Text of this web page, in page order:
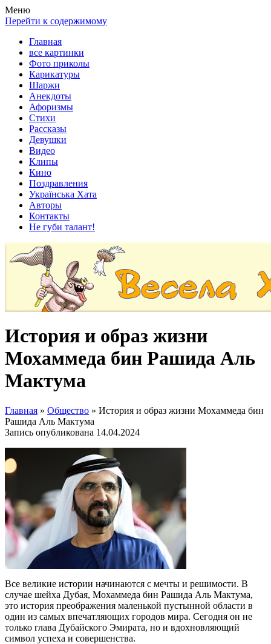
Весела хата — прикольные картинки, смешные истории,
клипы!
Покажем всем ваши фото приколы, карикатуры, шаржи, стихи,
рассказы, видео и песни!
Меню
Перейти к содержимому
Главная
все картинки
Фото приколы
Карикатуры
Шаржи
Анекдоты
Афоризмы
Стихи
Рассказы
Девушки
Видео
Клипы
Кино
Поздравления
Українська Хата
Авторы
Контакты
Не губи талант!
История и образ жизни
Мохаммеда бин Рашида Аль
Мактума
Главная » Общество » История и образ жизни Мохаммеда бин
Рашида Аль Мактума
Запись опубликована 14.04.2024
Все великие истории начинаются с мечты и решимости. В
случае шейха Дубая, Мохаммеда бин Рашида Аль Мактума,
это история преображения маленькой пустынной области в
один из самых впечатляющих городов мира. Сегодня он не
только глава Дубайского Эмирата, но и вдохновляющий
символ успеха и совершенства.